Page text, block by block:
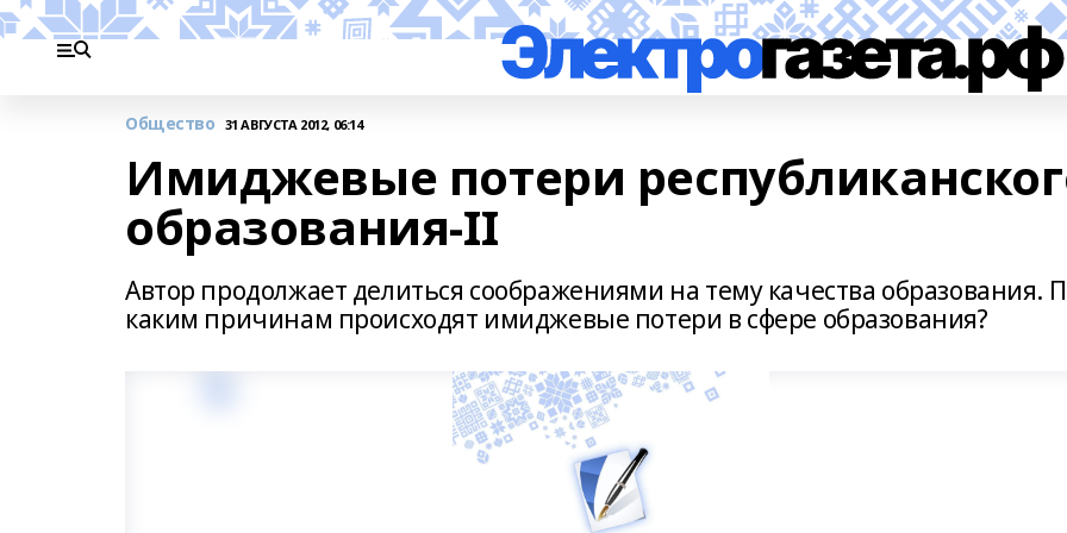
Общество 31 АВГУСТА 2012, 06:14
Имиджевые потери
образования-II
Автор продолжает делиться соображениями на тему качества образования.
каким причинам происходят имиджевые потери в сфере образования?